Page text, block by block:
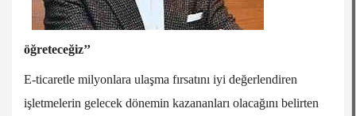
öğreteceğiz’’
E-ticaretle milyonlara ulaşma fırsatını iyi değerlendiren
işletmelerin gelecek dönemin kazananları olacağını belirten